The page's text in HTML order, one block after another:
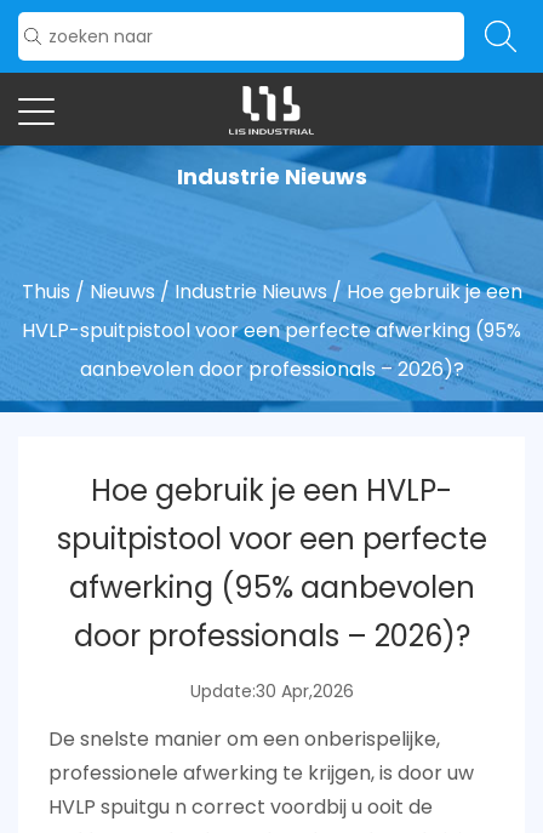
Industrie Nieuws
Thuis / Nieuws/ Industrie Nieuws/ Hoe gebruik je een
HVLP-spuitpistool voor een perfecte afwerking (95%
aanbevolen door professionals – 2026)?
Hoe gebruik je een HVLP-
spuitpistool voor een perfecte
afwerking (95% aanbevolen
door professionals – 2026)?
Update:30 Apr,2026
De snelste manier om een onberispelijke,
professionele afwerking te krijgen, is door uw
HVLP spuitgu n correct voordbij u ooit de